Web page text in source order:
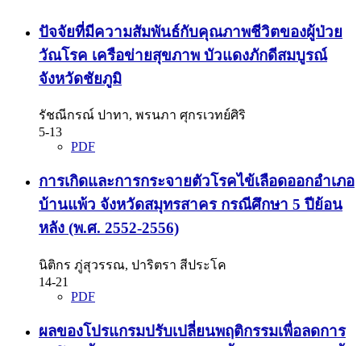
ปัจจัยที่มีความสัมพันธ์กับคุณภาพชีวิตของผู้ป่วย
วัณโรค เครือข่ายสุขภาพ บัวแดงภักดีสมบูรณ์
จังหวัดชัยภูมิ
รัชณีกรณ์ ปาทา, พรนภา ศุกรเวทย์ศิริ
5-13
PDF
การเกิดและการกระจายตัวโรคไข้เลือดออกอำเภอ
บ้านแพ้ว จังหวัดสมุทรสาคร กรณีศึกษา 5 ปีย้อน
หลัง (พ.ศ. 2552-2556)
นิติกร ภู่สุวรรณ, ปาริตรา สีประโค
14-21
PDF
ผลของโปรแกรมปรับเปลี่ยนพฤติกรรมเพื่อลดการ